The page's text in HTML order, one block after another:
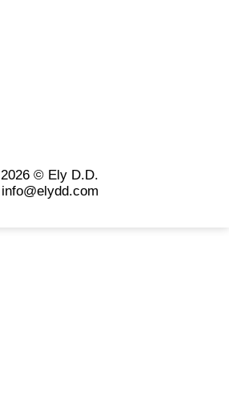
2026 © Ely D.D.
info@elydd.com